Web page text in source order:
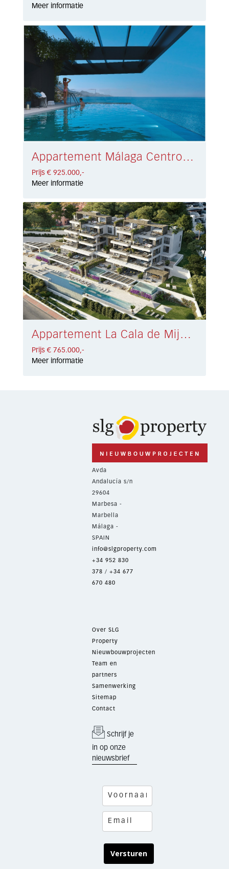
Meer informatie
Appartement Málaga Centro € 925.000,-
Prijs € 925.000,-
Meer informatie
Appartement La Cala de Mijas € 765.000,-
Prijs € 765.000,-
Meer informatie
Avda
Andalucía s/n
29604
Marbesa -
Marbella
Málaga -
SPAIN
info@slgproperty.com
+34 952 830
378 / +34 677
670 480
Over SLG
Property
Nieuwbouwprojecten
Team en
partners
Samenwerking
Sitemap
Contact
Schrijf je
in op onze
nieuwsbrief
Versturen